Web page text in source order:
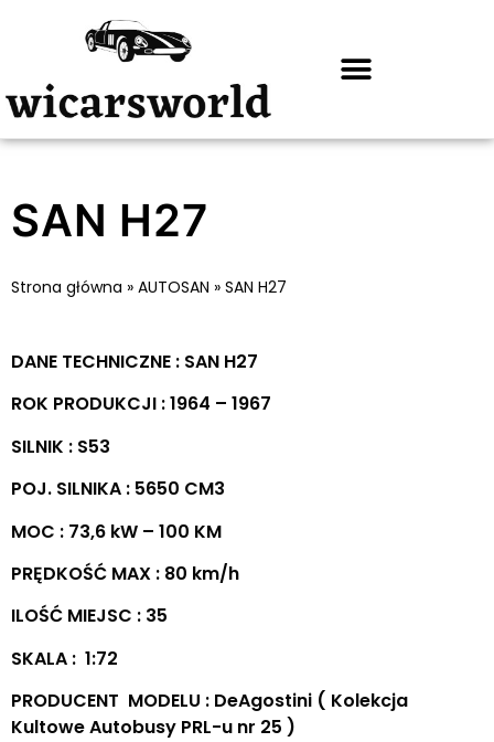
SAN H27
Strona główna » AUTOSAN » SAN H27
DANE TECHNICZNE : SAN H27
ROK PRODUKCJI : 1964 – 1967
SILNIK : S53
POJ. SILNIKA : 5650 CM3
MOC : 73,6 kW – 100 KM
PRĘDKOŚĆ MAX : 80 km/h
ILOŚĆ MIEJSC : 35
SKALA : 1:72
PRODUCENT MODELU : DeAgostini ( Kolekcja
Kultowe Autobusy PRL-u nr 25 )